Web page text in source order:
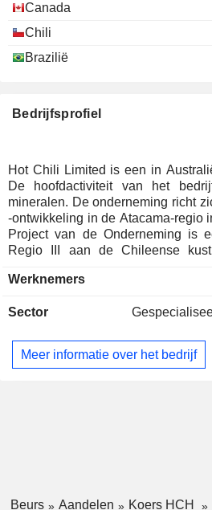
Canada
Chili
Brazilië
Bedrijfsprofiel
Hot Chili Limited is een in
De hoofdactiviteit van het
mineralen. De onderneming richt
-ontwikkeling in de Atacama-regio
Project van de Onderneming is
Regio III aan de Chileense
Cortadera, Productora en San
Productora is een koper-
ondergrondse mijnen, waaronder
De volledige
Werknemers
Sector
Meer informatie over het bedrijf
Beurs Aandelen
Koers HCH